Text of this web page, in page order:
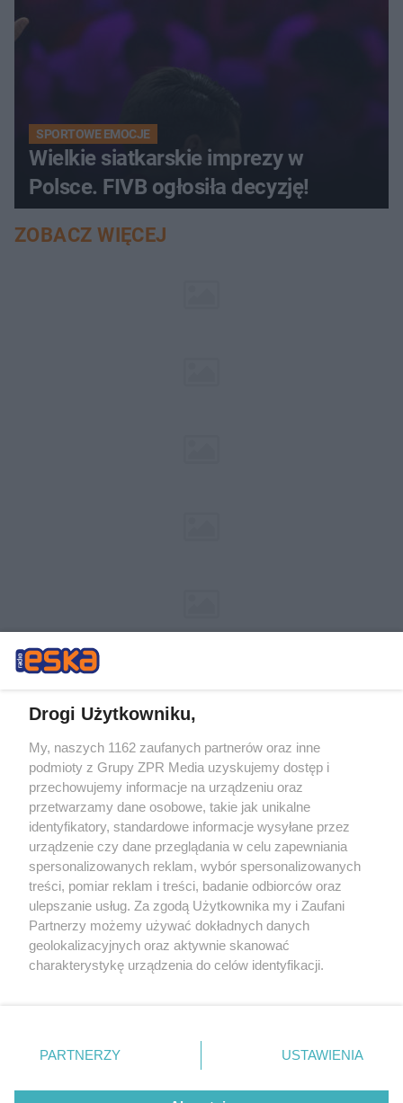
SPORTOWE EMOCJE
Wielkie siatkarskie imprezy w
Polsce. FIVB ogłosiła decyzję!
ZOBACZ WIĘCEJ
Żaden utwór zamieszczony w serwisie nie może być powielany i
rozpowszechniany lub dalej rozpowszechniany w jakikolwiek sposób (w
tym także elektroniczny lub mechaniczny) na jakimkolwiek polu
eksploatacji w jakiejkolwiek formie, włącznie z umieszczaniem w
Internecie bez pisemnej zgody właściciela praw. Jakiekolwiek użycie lub
wykorzystanie utworów w całości lub w części z naruszeniem prawa,
tzn. bez właściwej zgody, jest zabronione pod groźbą kary i może być
ścigane prawnie.
© 2026 Grupa ZPR Media
Drogi Użytkowniku,
My, naszych 1162 zaufanych partnerów oraz inne
podmioty z Grupy ZPR Media uzyskujemy dostęp i
przechowujemy informacje na urządzeniu oraz
przetwarzamy dane osobowe, takie jak unikalne
identyfikatory, standardowe informacje wysyłane przez
urządzenie czy dane przeglądania w celu zapewniania
spersonalizowanych reklam, wybór spersonalizowanych
treści, pomiar reklam i treści, badanie odbiorców oraz
ulepszanie usług. Za zgodą Użytkownika my i Zaufani
Partnerzy możemy używać dokładnych danych
geolokalizacyjnych oraz aktywnie skanować
charakterystykę urządzenia do celów identyfikacji.
zmienić/wycofać klikając przycisk ustawień prywatności
znajdujący się w lewym dolnym rogu strony
rodzaje przetwarzania danych nie wymagają zgody
PARTNERZY USTAWIENIA